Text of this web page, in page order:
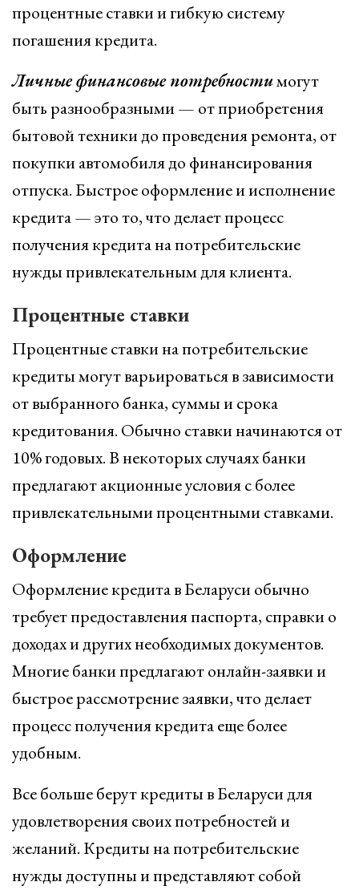
процентные ставки и гибкую систему
погашения кредита.
Личные финансовые потребностимогут
быть разнообразными — от приобретения
бытовой техники до проведения ремонта, от
покупки автомобиля до финансирования
отпуска. Быстрое оформление и исполнение
кредита — это то, что делает процесс
получения кредита на потребительские
нужды привлекательным для клиента.
Процентные ставки
Процентные ставки на потребительские
кредиты могут варьироваться в зависимости
от выбранного банка, суммы и срока
кредитования. Обычно ставки начинаются от
10% годовых. В некоторых случаях банки
предлагают акционные условия с более
привлекательными процентными ставками.
Оформление
Оформление кредита в Беларуси обычно
требует предоставления паспорта, справки о
доходах и других необходимых документов.
Многие банки предлагают онлайн-заявки и
быстрое рассмотрение заявки, что делает
процесс получения кредита еще более
удобным.
Все больше берут кредиты в Беларуси для
удовлетворения своих потребностей и
желаний. Кредиты на потребительские
нужды доступны и представляют собой